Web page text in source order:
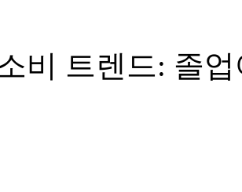
비 트렌드: 졸